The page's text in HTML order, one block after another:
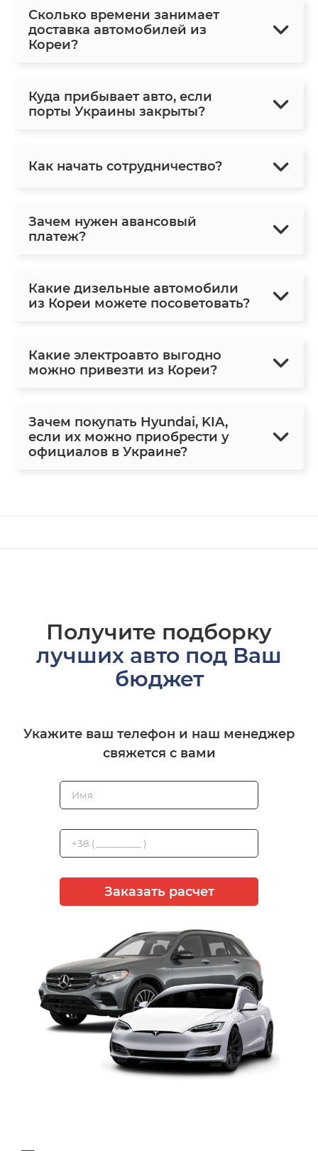
Сколько времени занимает
доставка автомобилей из
Кореи?
Куда прибывает авто, если
порты Украины закрыты?
Как начать сотрудничество?
Зачем нужен авансовый
платеж?
Какие дизельные автомобили
из Кореи можете посоветовать?
Какие электроавто выгодно
можно привезти из Кореи?
Зачем покупать Hyundai, KIA,
если их можно приобрести у
официалов в Украине?
Получите подборку
лучших авто под Ваш
бюджет
Укажите ваш телефон и наш менеджер
свяжется с вами
Заказать расчет